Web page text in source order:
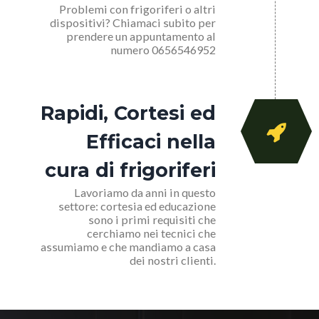
Problemi con frigoriferi o altri
dispositivi? Chiamaci subito per
prendere un appuntamento al
numero 0656546952
Rapidi, Cortesi ed
Efficaci nella
cura di frigoriferi
Lavoriamo da anni in questo
settore: cortesia ed educazione
sono i primi requisiti che
cerchiamo nei tecnici che
assumiamo e che mandiamo a casa
dei nostri clienti.